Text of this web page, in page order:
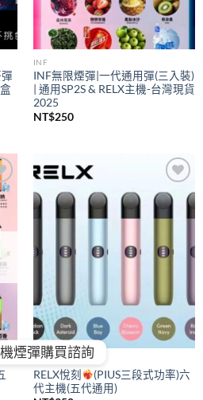
INF
INF無限煙彈|一代通用彈(三入裝)
| 通用SP2S & RELX主機-台灣現貨
2025
NT$250
to
Add to
wishlist
RELX
RELX悅刻
(PIUS三段式功率)六
代主機(五代通用)
煙彈購買諮詢